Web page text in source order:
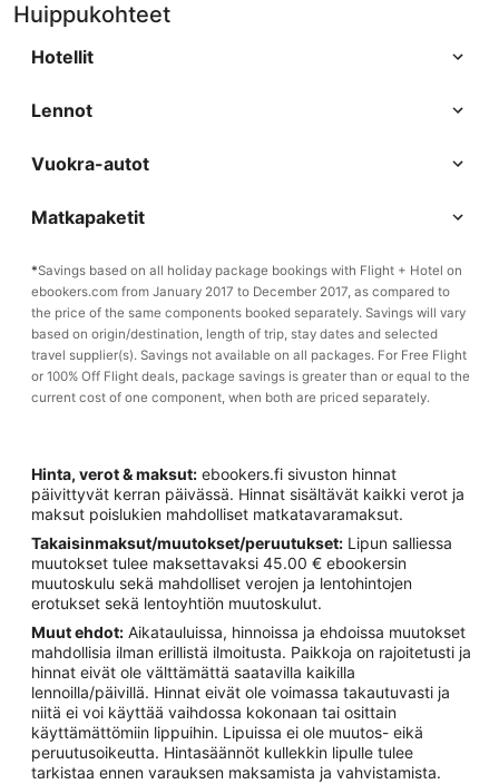
Huippukohteet
Hotellit
Lennot
Vuokra-autot
Matkapaketit
*Savings based on all holiday package bookings with Flight + Hotel on
ebookers.com from January 2017 to December 2017, as compared to
the price of the same components booked separately. Savings will vary
based on origin/destination, length of trip, stay dates and selected
travel supplier(s). Savings not available on all packages. For Free Flight
or 100% Off Flight deals, package savings is greater than or equal to the
current cost of one component, when both are priced separately.
Hinta, verot & maksut: ebookers.fi sivuston hinnat
päivittyvät kerran päivässä. Hinnat sisältävät kaikki verot ja
maksut poislukien mahdolliset matkatavaramaksut.
Takaisinmaksut/muutokset/peruutukset: Lipun salliessa
muutokset tulee maksettavaksi 45.00 € ebookersin
muutoskulu sekä mahdolliset verojen ja lentohintojen
erotukset sekä lentoyhtiön muutoskulut.
Muut ehdot: Aikatauluissa, hinnoissa ja ehdoissa muutokset
mahdollisia ilman erillistä ilmoitusta. Paikkoja on rajoitetusti ja
hinnat eivät ole välttämättä saatavilla kaikilla
lennoilla/päivillä. Hinnat eivät ole voimassa takautuvasti ja
niitä ei voi käyttää vaihdossa kokonaan tai osittain
käyttämättömiin lippuihin. Lipuissa ei ole muutos- eikä
peruutusoikeutta. Hintasäännöt kullekkin lipulle tulee
tarkistaa ennen varauksen maksamista ja vahvistamista.